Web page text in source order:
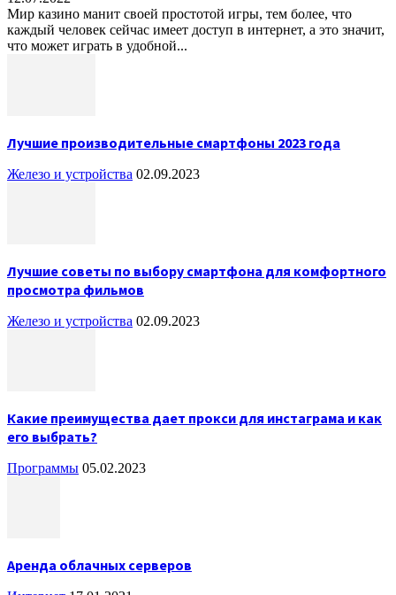
Мир казино манит своей простотой игры, тем более, что
каждый человек сейчас имеет доступ в интернет, а это значит,
что может играть в удобной...
Лучшие производительные смартфоны 2023 года
Железо и устройства 02.09.2023
Лучшие советы по выбору смартфона для комфортного
просмотра фильмов
Железо и устройства 02.09.2023
Какие преимущества дает прокси для инстаграма и как
его выбрать?
Программы 05.02.2023
Аренда облачных серверов